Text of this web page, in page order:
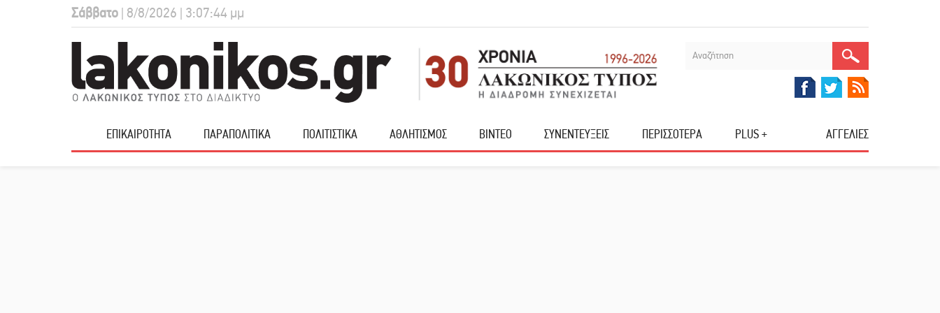
Σάββατο | 8/8/2026 | 3:07:45 μμ
ΕΠΙΚΑΙΡΟΤΗΤΑ ΠΑΡΑΠΟΛΙΤΙΚΑ ΠΟΛΙΤΙΣΤΙΚΑ ΑΘΛΗΤΙΣΜΟΣ ΒΙΝΤΕΟ ΣΥΝΕΝΤΕΥΞΕΙΣ ΠΕΡΙΣΣΟΤΕΡΑ PLUS + ΑΓΓΕΛΙΕΣ